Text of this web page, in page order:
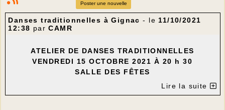
Poster une nouvelle
Danses traditionnelles à Gignac - le11/10/2021
12:38 parCAMR
ATELIER DE DANSES TRADITIONNELLES
VENDREDI 15 OCTOBRE 2021 À 20 h 30
SALLE DES FÊTES
Dominique Pluvinage va animer l'atelier de "
Lire la suite